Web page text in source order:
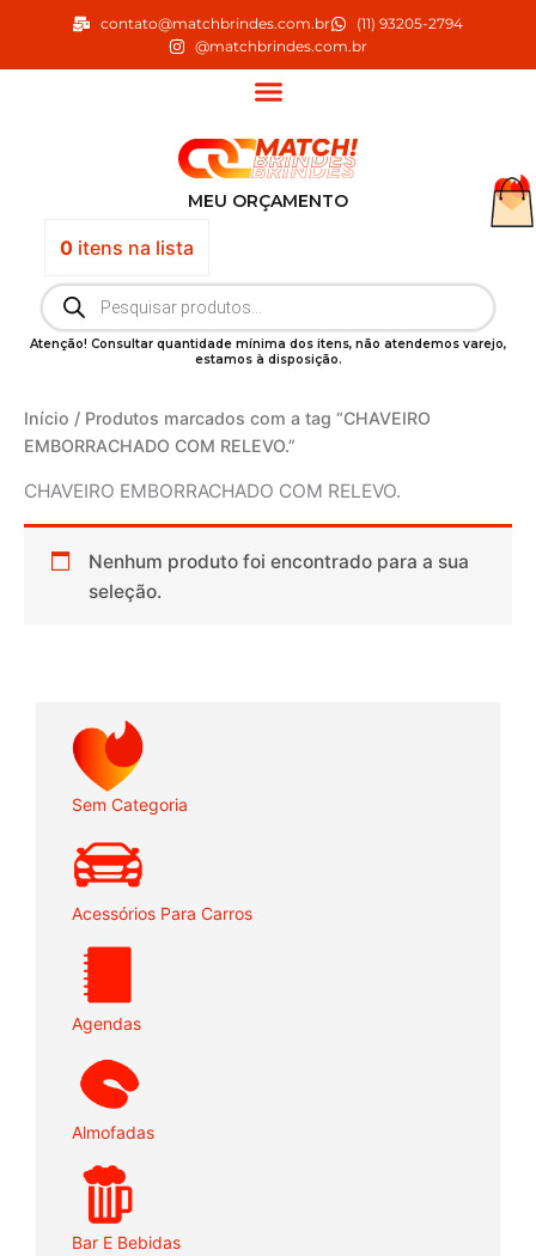
o
contato@matchbrindes.com.br
(11) 93205-2794
@matchbrindes.com.br
MEU ORÇAMENTO
0itens na lista
Pesquisar
produtos
Atenção! Consultar quantidade mínima dos itens, não atendemos varejo,
estamos à disposição.
Sem Categoria
Acessórios Para Carros
Agendas
Almofadas
Bar E Bebidas
Início / Produtos marcados com a tag “CHAVEIRO
EMBORRACHADO COM RELEVO.”
CHAVEIRO EMBORRACHADO COM RELEVO.
Nenhum produto foi encontrado para a sua
seleção.